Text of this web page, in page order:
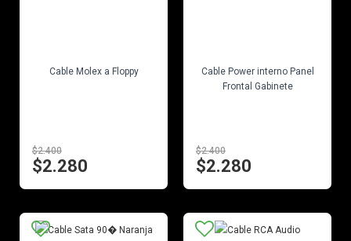
Cable Molex a Floppy
$2.400
$2.280
Cable Power interno Panel
Frontal Gabinete
$2.400
$2.280